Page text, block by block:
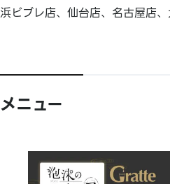
浜ビブレ店、仙台店、名古屋店
メニュー